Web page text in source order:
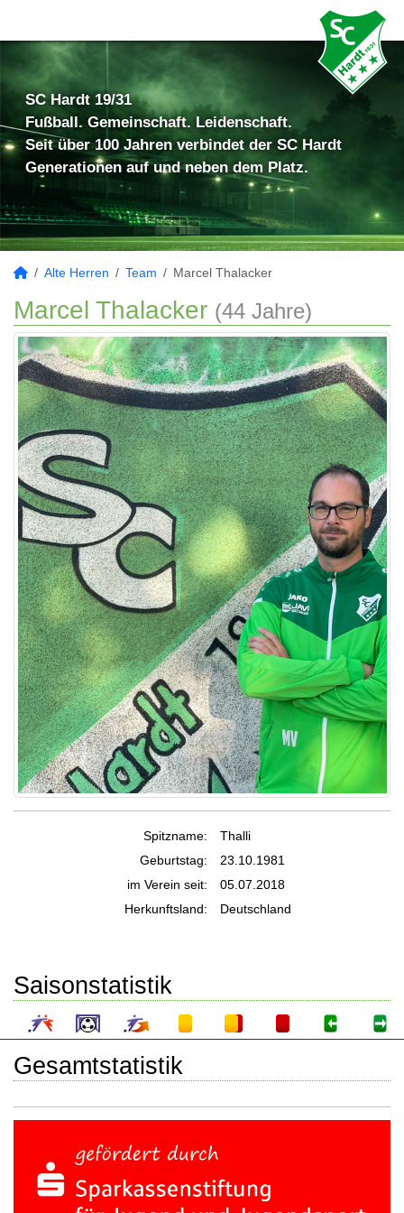
SC Hardt 19/31
Fußball. Gemeinschaft. Leidenschaft.
Seit über 100 Jahren verbindet der SC Hardt
Generationen auf und neben dem Platz.
Alte Herren Team Marcel Thalacker
Marcel Thalacker (44 Jahre)
Spitzname:
Thalli
Geburtstag:
23.10.1981
im Verein seit:
05.07.2018
Herkunftsland:
Deutschland
Saisonstatistik
Gesamtstatistik